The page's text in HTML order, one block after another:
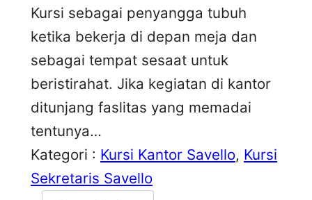
Kursi sebagai penyangga tubuh
ketika bekerja di depan meja dan
sebagai tempat sesaat untuk
beristirahat. Jika kegiatan di kantor
ditunjang faslitas yang memadai
tentunya…
Kategori : Kursi Kantor Savello, Kursi
Sekretaris Savello